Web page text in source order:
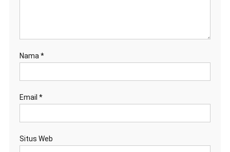
Nama *
Email *
Situs Web